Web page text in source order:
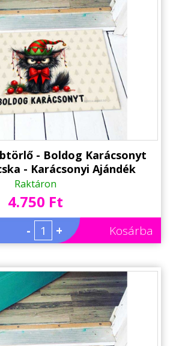
- Boldog Karácsonyt
- Karácsonyi Ajándék
Raktáron
4.750 Ft
- + Kosárba